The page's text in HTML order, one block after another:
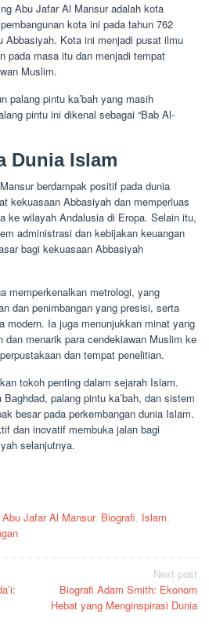
Abu Jafar Al Mansur adalah kota
kota ini pada tahun 762
Abbasiyah. Kota ini menjadi pusat ilmu
pada masa itu dan menjadi tempat
Muslim.
palang pintu ka’bah yang masih
pintu ini dikenal sebagai “Bab Al-
Dunia Islam
berdampak positif pada dunia
kekuasaan Abbasiyah dan memperluas
ke wilayah Andalusia di Eropa. Selain itu,
administrasi dan kebijakan keuangan
bagi kekuasaan Abbasiyah
memperkenalkan metrologi, yang
dan penimbangan yang presisi, serta
modern. Ia juga menunjukkan minat yang
dan menarik para cendekiawan Muslim ke
dan tempat penelitian.
tokoh penting dalam sejarah Islam.
palang pintu ka’bah, dan sistem
besar pada perkembangan dunia Islam.
dan inovatif membuka jalan bagi
selanjutnya.
Abu Jafar Al Mansur, Biografi, Islam,
Next post
Biografi Adam Smith: Ekonom
Hebat yang Menginspirasi Dunia